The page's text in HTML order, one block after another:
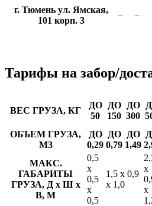
г. Тюмень ул. Ямская,
101 корп. 3
− −
Тарифы на забор/
ВЕС ГРУЗА, КГ
ДО
50
ДО
150
ДО
300
ОБЪЕМ ГРУЗА,
М3
ДО
0,29
ДО
0,79
ДО
1,49
МАКС.
ГАБАРИТЫ
ГРУЗА, Д х Ш х
В, М
0,5
х
0,5
х
0,5
1,5 х 0,9
х 1,0
х
х